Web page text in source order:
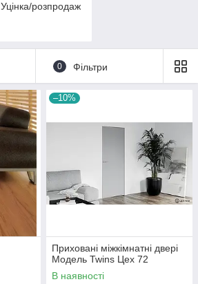
Уцінка/розпродаж
0 Фільтри
–10%
Приховані міжкімнатні двері
Модель Twins Цех 72
В наявності